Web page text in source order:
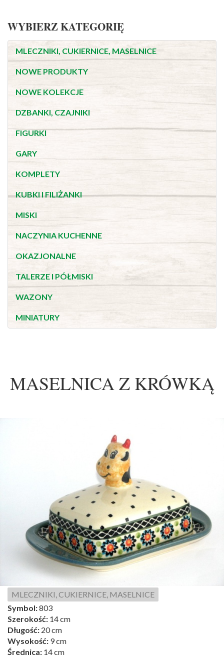
WYBIERZ KATEGORIĘ
MLECZNIKI, CUKIERNICE, MASELNICE
NOWE PRODUKTY
NOWE KOLEKCJE
DZBANKI, CZAJNIKI
FIGURKI
GARY
KOMPLETY
KUBKI I FILIŻANKI
MISKI
NACZYNIA KUCHENNE
OKAZJONALNE
TALERZE I PÓŁMISKI
WAZONY
MINIATURY
MASELNICA Z KRÓWKĄ
MLECZNIKI, CUKIERNICE, MASELNICE
Symbol:803
Szerokość: 14 cm
Długość: 20 cm
Wysokość: 9 cm
Średnica: 14 cm